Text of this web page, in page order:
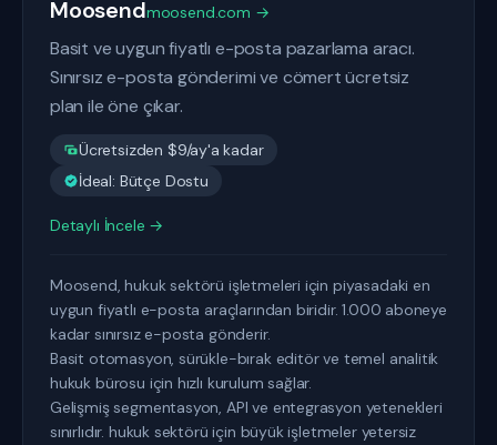
Moosendmoosend.com →
Basit ve uygun fiyatlı e-posta pazarlama aracı.
Sınırsız e-posta gönderimi ve cömert ücretsiz
plan ile öne çıkar.
Ücretsizden $9/ay'a kadar
İdeal: Bütçe Dostu
Detaylı İncele →
Moosend, hukuk sektörü işletmeleri için piyasadaki en
uygun fiyatlı e-posta araçlarından biridir. 1.000 aboneye
kadar sınırsız e-posta gönderir.
Basit otomasyon, sürükle-bırak editör ve temel analitik
hukuk bürosu için hızlı kurulum sağlar.
Gelişmiş segmentasyon, API ve entegrasyon yetenekleri
sınırlıdır. hukuk sektörü için büyük işletmeler yetersiz